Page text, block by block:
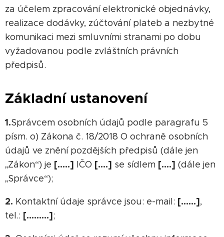
za účelem zpracování elektronické objednávky,
realizace dodávky, zúčtování plateb a nezbytné
komunikaci mezi smluvními stranami po dobu
vyžadovanou podle zvláštních právních
předpisů.
Základní ustanovení
1.Správcem osobních údajů podle paragrafu 5
písm. o) Zákona č. 18/2018 O ochraně osobních
údajů ve znění pozdějších předpisů (dále jen
„Zákon“) je […..] IČO [….] se sídlem [….] (dále jen
„Správce“);
2. Kontaktní údaje správce jsou: e-mail: [……],
tel.: [………];